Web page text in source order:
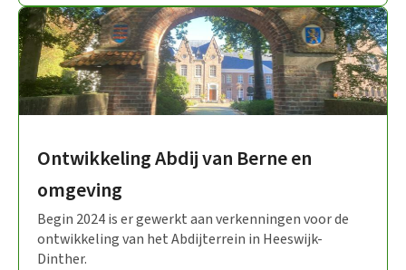
Ontwikkeling Abdij van Berne en
omgeving
Begin 2024 is er gewerkt aan verkenningen voor de
ontwikkeling van het Abdijterrein in Heeswijk-
Dinther.